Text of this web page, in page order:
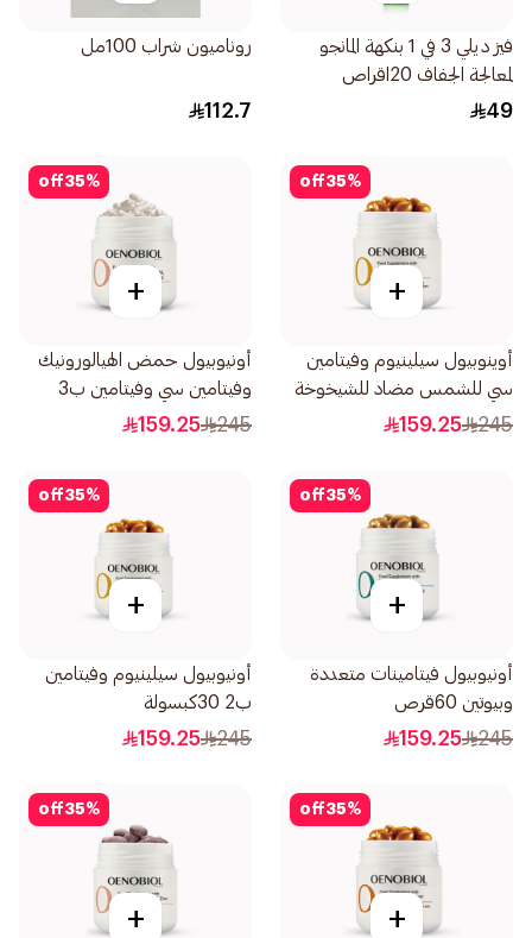
فيز ديلي 3 في 1 بنكهة المانجو
لمعالجة الجفاف 20اقراص
49
روناميون شراب 100مل
112.7
35%
off
+
أوينوبيول سيلينيوم وفيتامين
سي للشمس مضاد للشيخوخة
30كبسولة
245
159.25
35%
off
+
أونيوبيول حمض الهيالورونيك
وفيتامين سي وفيتامين ب3
وزنك 30كبسولة
245
159.25
35%
off
+
أونيوبيول فيتامينات متعددة
وبيوتين 60قرص
245
159.25
35%
off
+
أونيوبيول سيلينيوم وفيتامين
ب2 30كبسولة
245
159.25
35%
off
+
35%
off
+